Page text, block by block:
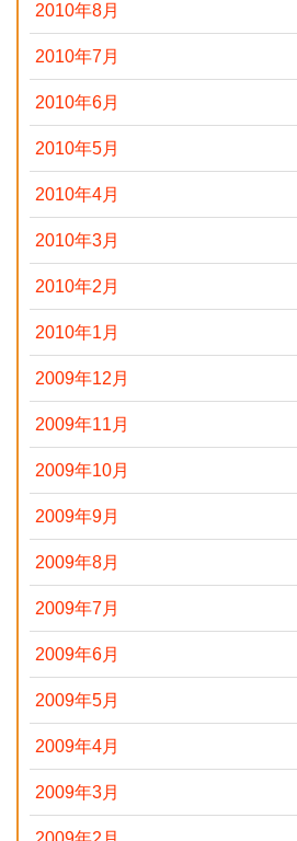
2010年8月
2010年7月
2010年6月
2010年5月
2010年4月
2010年3月
2010年2月
2010年1月
2009年12月
2009年11月
2009年10月
2009年9月
2009年8月
2009年7月
2009年6月
2009年5月
2009年4月
2009年3月